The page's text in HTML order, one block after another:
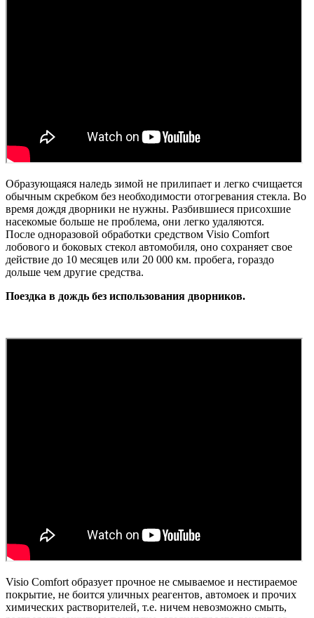
Образующаяся наледь зимой не прилипает и легко счищается
обычным скребком без необходимости отогревания стекла. Во
время дождя дворники не нужны. Разбившиеся присохшие
насекомые больше не проблема, они легко удаляются.
После одноразовой обработки средством Visio Comfort
лобового и боковых стекол автомобиля, оно сохраняет свое
действие до 10 месяцев или 20 000 км. пробега, гораздо
дольше чем другие средства.
Поездка в дождь без использования дворников.
Visio Comfort образует прочное не смываемое и нестираемое
покрытие, не боится уличных реагентов, автомоек и прочих
химических растворителей, т.е. ничем невозможно смыть,